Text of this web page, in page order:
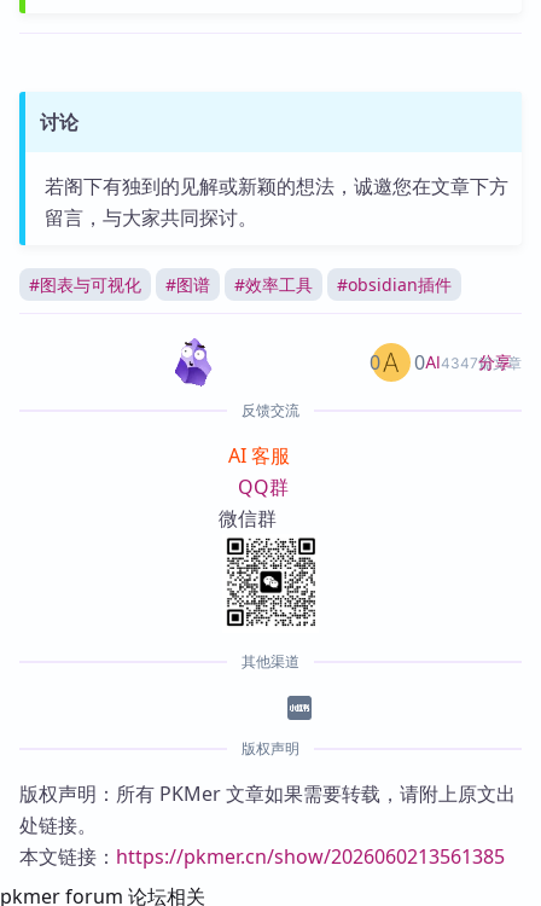
讨论
若阁下有独到的见解或新颖的想法，诚邀您在文章下方
留言，与大家共同探讨。
#图表与可视化 #图谱 #效率工具 #obsidian插件
AI4347篇文章
0 0 分享
反馈交流
AI 客服
QQ群
微信群
其他渠道
版权声明
版权声明：所有 PKMer 文章如果需要转载，请附上原文出
处链接。
本文链接： https://pkmer.cn/show/2026060213561385
pkmer forum 论坛相关